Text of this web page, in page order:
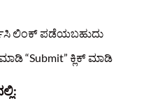
ಲಿಂಕ್ ಪಡೆಯಬಹುದು
“Submit” ಕ್ಲಿಕ್ ಮಾಡಿ